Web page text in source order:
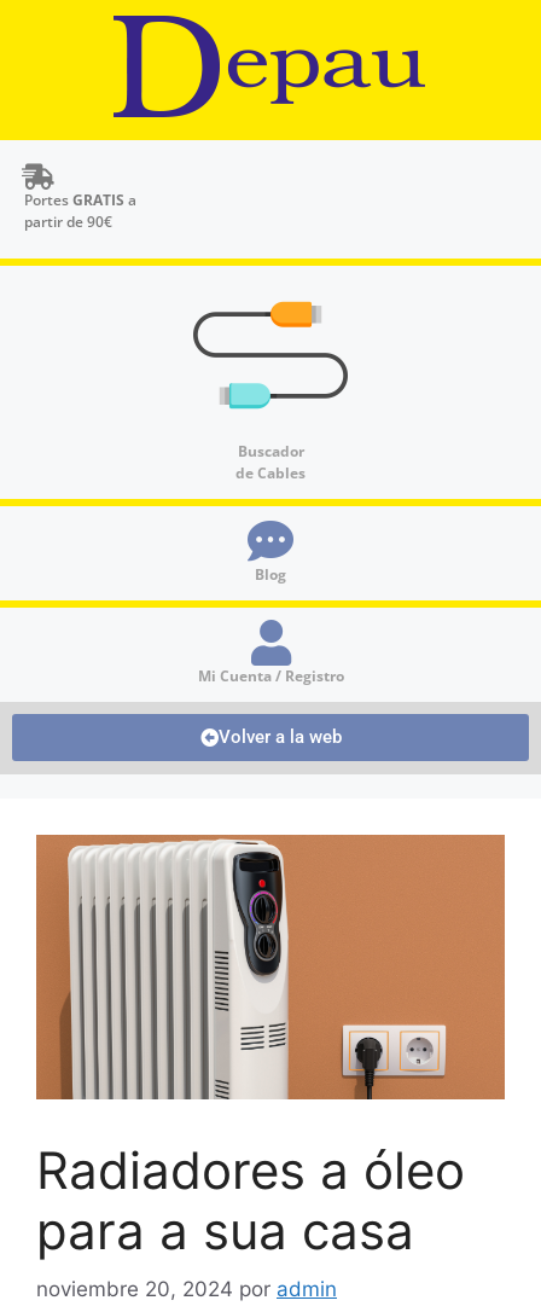
PortesGRATIS a
partir de 90€
Buscador
de Cables
Blog
Mi Cuenta / Registro
Volver a la web
Radiadores a óleo
para a sua casa
noviembre 20, 2024 por admin